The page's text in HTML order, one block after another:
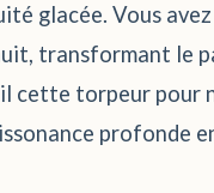
glacée. Vous
transformant le
cette torpeur pour